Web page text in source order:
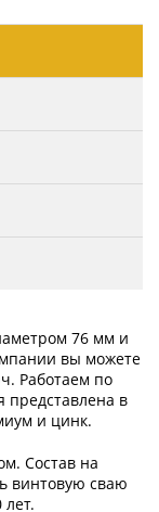
76 мм и
вы можете
Работаем по
представлена в
и цинк.
Состав на
винтовую сваю